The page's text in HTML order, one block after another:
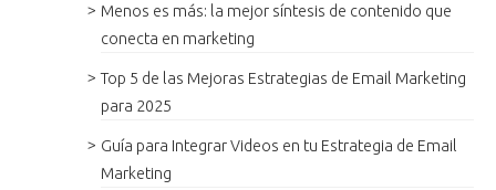
Menos es más: la mejor síntesis de contenido que
conecta en marketing
Top 5 de las Mejoras Estrategias de Email Marketing
para 2025
Guía para Integrar Videos en tu Estrategia de Email
Marketing